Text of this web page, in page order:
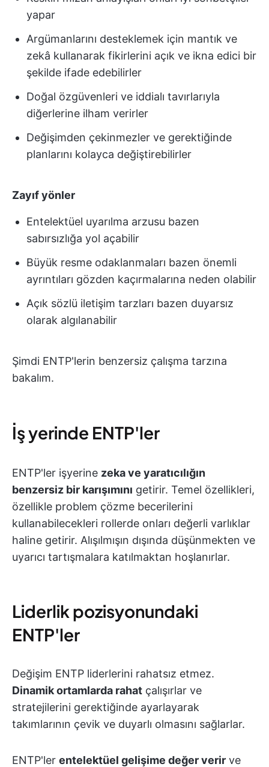
yapar
Argümanlarını desteklemek için mantık ve
zekâ kullanarak fikirlerini açık ve ikna edici bir
şekilde ifade edebilirler
Doğal özgüvenleri ve iddialı tavırlarıyla
diğerlerine ilham verirler
Değişimden çekinmezler ve gerektiğinde
planlarını kolayca değiştirebilirler
Zayıf yönler
Entelektüel uyarılma arzusu bazen
sabırsızlığa yol açabilir
Büyük resme odaklanmaları bazen önemli
ayrıntıları gözden kaçırmalarına neden olabilir
Açık sözlü iletişim tarzları bazen duyarsız
olarak algılanabilir
Şimdi ENTP'lerin benzersiz çalışma tarzına
bakalım.
İş yerinde ENTP'ler
ENTP'ler işyerine zeka ve yaratıcılığın
benzersiz bir karışımını getirir. Temel özellikleri,
özellikle problem çözme becerilerini
kullanabilecekleri rollerde onları değerli varlıklar
haline getirir. Alışılmışın dışında düşünmekten ve
uyarıcı tartışmalara katılmaktan hoşlanırlar.
Liderlik pozisyonundaki
ENTP'ler
Değişim ENTP liderlerini rahatsız etmez.
Dinamik ortamlarda rahat çalışırlar ve
stratejilerini gerektiğinde ayarlayarak
takımlarının çevik ve duyarlı olmasını sağlarlar.
ENTP'ler entelektüel gelişime değer verir ve